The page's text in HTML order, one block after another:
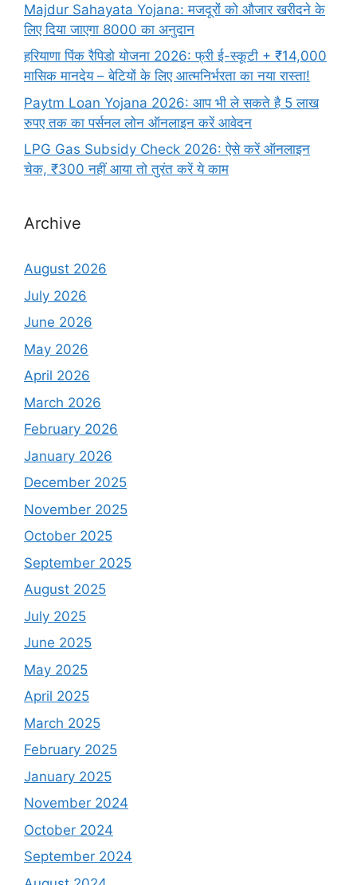
Majdur Sahayata Yojana: मजदूरों को औजार खरीदने के
लिए दिया जाएगा 8000 का अनुदान
हरियाणा पिंक रैपिडो योजना 2026: फ्री ई-स्कूटी + ₹14,000
मासिक मानदेय – बेटियों के लिए आत्मनिर्भरता का नया रास्ता!
Paytm Loan Yojana 2026: आप भी ले सकते है 5 लाख
रुपए तक का पर्सनल लोन ऑनलाइन करें आवेदन
LPG Gas Subsidy Check 2026: ऐसे करें ऑनलाइन
चेक, ₹300 नहीं आया तो तुरंत करें ये काम
Archive
August 2026
July 2026
June 2026
May 2026
April 2026
March 2026
February 2026
January 2026
December 2025
November 2025
October 2025
September 2025
August 2025
July 2025
June 2025
May 2025
April 2025
March 2025
February 2025
January 2025
November 2024
October 2024
September 2024